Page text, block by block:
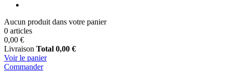
Aucun produit dans votre panier
0 articles
0,00 €
Livraison Total 0,00 €
Voir le panier
Commander